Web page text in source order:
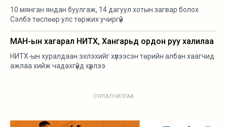
10 мянган яндан буулгаж, 14 дагуул хотын загвар болох
Сэлбэ төслөөр улс төржих учиргүй
МАН-ын хагарал НИТХ, Хангарьд ордон руу халилаа
НИТХ-ын хуралдаан эхлэхийг хүлээсэн төрийн албан хаагчид
ажлаа хийж чадахгүйд хүрлээ
СУРТАЛЧИЛГАА